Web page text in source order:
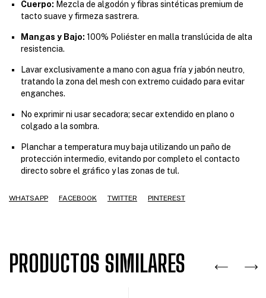
Cuerpo: Mezcla de algodón y fibras sintéticas premium de
tacto suave y firmeza sastrera.
Mangas y Bajo: 100% Poliéster en malla translúcida de alta
resistencia.
Lavar exclusivamente a mano con agua fría y jabón neutro,
tratando la zona del mesh con extremo cuidado para evitar
enganches.
No exprimir ni usar secadora; secar extendido en plano o
colgado a la sombra.
Planchar a temperatura muy baja utilizando un paño de
protección intermedio, evitando por completo el contacto
directo sobre el gráfico y las zonas de tul.
WHATSAPP FACEBOOK TWITTER PINTEREST
PRODUCTOS SIMILARES